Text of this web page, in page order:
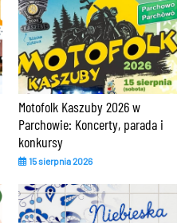
Motofolk Kaszuby 2026 w
Parchowie: Koncerty, parada i
konkursy
15 sierpnia 2026